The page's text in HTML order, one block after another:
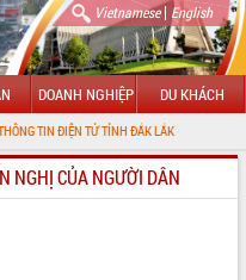
Vietnamese| English
DOANH NGHIỆP DU KHÁCH
ĐIỆN TỬ TỈNH ĐẮK LẮK
NGHỊ CỦA NGƯỜI DÂN